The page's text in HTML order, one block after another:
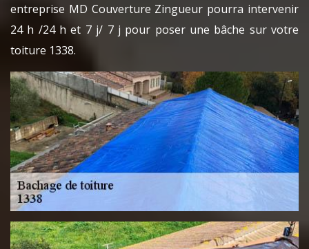
entreprise MD Couverture Zingueur pourra intervenir
24 h /24 h et 7 j/ 7 j pour poser une bâche sur votre
toiture 1338.